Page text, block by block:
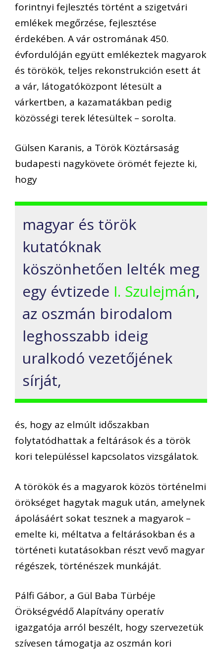
forintnyi fejlesztés történt a szigetvári
emlékek megőrzése, fejlesztése
érdekében. A vár ostromának 450.
évfordulóján együtt emlékeztek magyarok
és törökök, teljes rekonstrukción esett át
a vár, látogatóközpont létesült a
várkertben, a kazamatákban pedig
közösségi terek létesültek – sorolta.
Gülsen Karanis, a Török Köztársaság
budapesti nagykövete örömét fejezte ki,
hogy
magyar és török
kutatóknak
köszönhetően lelték meg
egy évtizede I. Szulejmán,
az oszmán birodalom
leghosszabb ideig
uralkodó vezetőjének
sírját,
és, hogy az elmúlt időszakban
folytatódhattak a feltárások és a török
kori településsel kapcsolatos vizsgálatok.
A törökök és a magyarok közös történelmi
örökséget hagytak maguk után, amelynek
ápolásáért sokat tesznek a magyarok –
emelte ki, méltatva a feltárásokban és a
történeti kutatásokban részt vevő magyar
régészek, történészek munkáját.
Pálfi Gábor, a Gül Baba Türbéje
Örökségvédő Alapítvány operatív
igazgatója arról beszélt, hogy szervezetük
szívesen támogatja az oszmán kori